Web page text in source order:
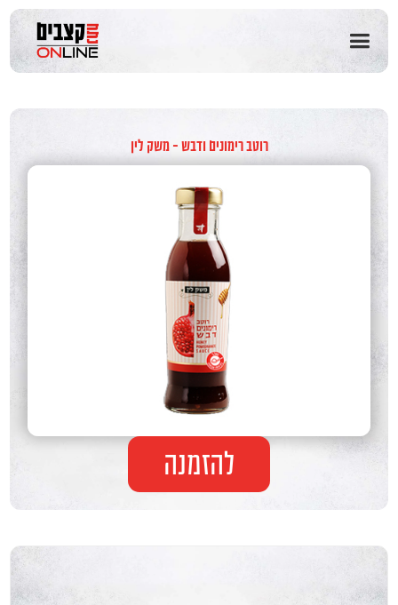
שִׂים
בְּאֲתָר
זֶה
נָגִישׁ
לִנְגִישׁוּת
רוטב רימונים ודבש - משק לין
להזמנה